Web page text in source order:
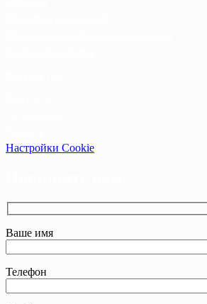
Настройки Cookie
Ваше имя
Телефон